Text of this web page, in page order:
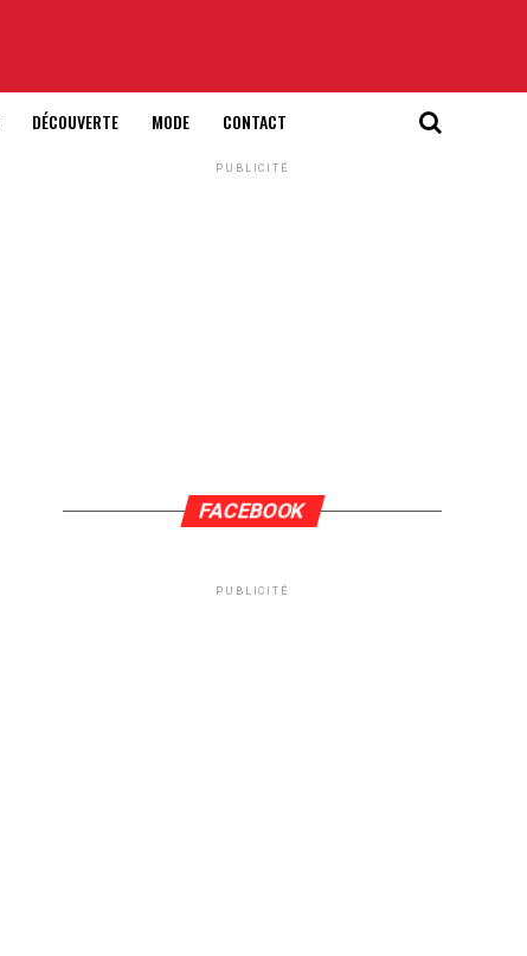
DÉCOUVERTE MODE CONTACT
PUBLICITÉ
FACEBOOK
PUBLICITÉ